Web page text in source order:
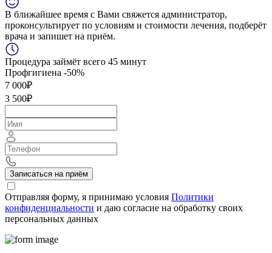
В ближайшее время с Вами свяжется администратор,
проконсультирует по условиям и стоимости лечения, подберёт
врача и запишет на приём.
Процедура займёт всего 45 минут
Профгигиена -50%
7 000₽
3 500₽
Записаться на приём
Отправляя форму, я принимаю условия Политики
конфиденциальности и даю согласие на обработку своих
персональных данных